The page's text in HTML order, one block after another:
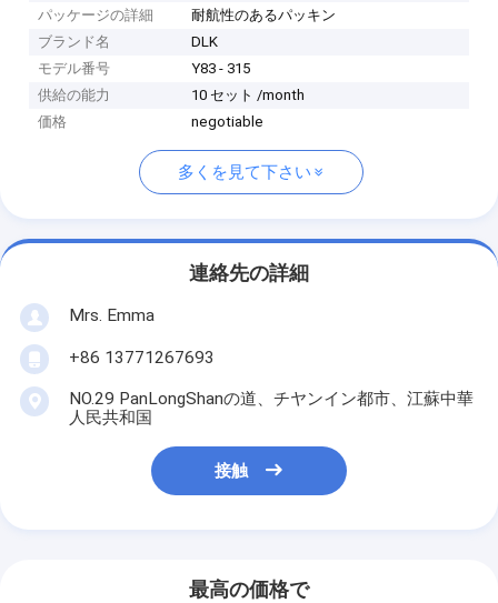
パッケージの詳細
耐航性のあるパッキン
ブランド名
DLK
モデル番号
Y83 - 315
供給の能力
10 セット /month
価格
negotiable
多くを見て下さい
連絡先の詳細
Mrs. Emma
+86 13771267693
NO.29 PanLongShanの道、チヤンイン都市、江蘇中華
人民共和国
接触
最高の価格で